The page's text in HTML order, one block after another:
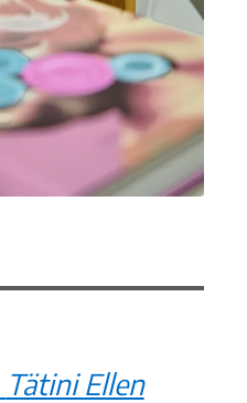
Tätini Ellen